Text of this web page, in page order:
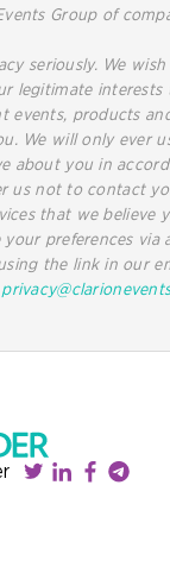
Group of
seriously. We
legitimate
events, products
We will only ever
about you in
us not to contact
that we believe
your preferences via
the link in our